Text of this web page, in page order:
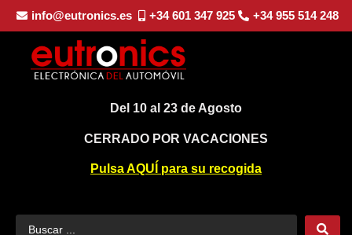
info@eutronics.es +34 601 347 925 +34 955 514 248
Del 10 al 23 de Agosto
CERRADO POR VACACIONES
Pulsa AQUÍ para su recogida